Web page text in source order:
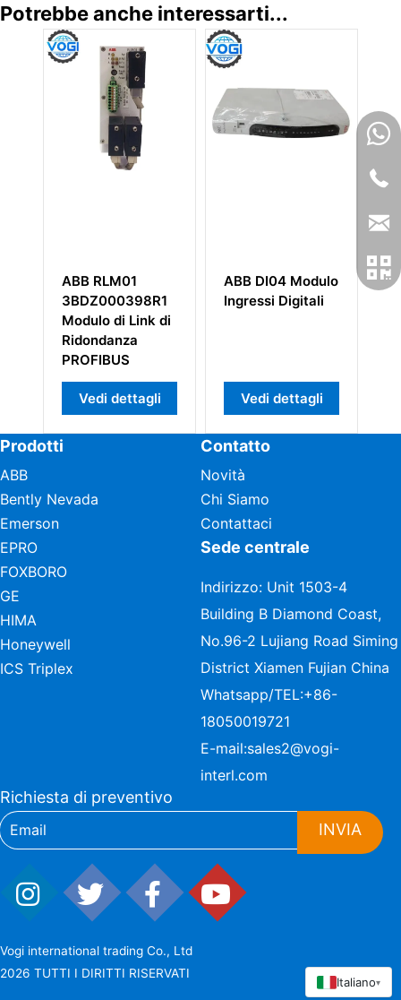
Potrebbe anche interessarti...
ABB RLM01
3BDZ000398R1
Modulo di Link di
Ridondanza
PROFIBUS
Vedi dettagli
ABB DI04 Modulo
Ingressi Digitali
Vedi dettagli
Prodotti
ABB
Bently Nevada
Emerson
EPRO
FOXBORO
GE
HIMA
Honeywell
ICS Triplex
Contatto
Novità
Chi Siamo
Contattaci
Sede centrale
Indirizzo: Unit 1503-4
Building B Diamond Coast,
No.96-2 Lujiang Road Siming
District Xiamen Fujian China
Whatsapp/TEL:+86-
18050019721
E-mail:sales2@vogi-
interl.com
Richiesta di preventivo
INVIA
Vogi international trading Co., Ltd
2026 TUTTI I DIRITTI RISERVATI
Italiano▾